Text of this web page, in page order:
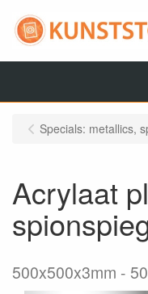
Specials: metallics,
Acrylaat
500x500x3mm